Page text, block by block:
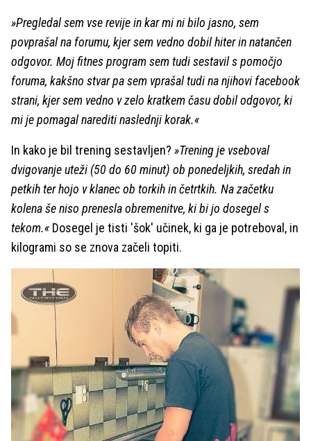
»Pregledal sem vse revije in kar mi ni bilo jasno, sem
povprašal na forumu, kjer sem vedno dobil hiter in natančen
odgovor. Moj fitnes program sem tudi sestavil s pomočjo
foruma, kakšno stvar pa sem vprašal tudi na njihovi facebook
strani, kjer sem vedno v zelo kratkem času dobil odgovor, ki
mi je pomagal narediti naslednji korak.«
In kako je bil trening sestavljen? »Trening je vseboval
dvigovanje uteži (50 do 60 minut) ob ponedeljkih, sredah in
petkih ter hojo v klanec ob torkih in četrtkih. Na začetku
kolena še niso prenesla obremenitve, ki bi jo dosegel s
tekom.« Dosegel je tisti 'šok' učinek, ki ga je potreboval, in
kilogrami so se znova začeli topiti.